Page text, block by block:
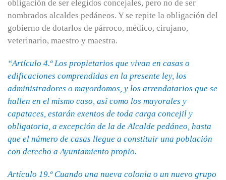
obligación de ser elegidos concejales, pero no de ser
nombrados alcaldes pedáneos. Y se repite la obligación del
gobierno de dotarlos de párroco, médico, cirujano,
veterinario, maestro y maestra.
“Artículo 4.º Los propietarios que vivan en casas o
edificaciones comprendidas en la presente ley, los
administradores o mayordomos, y los arrendatarios que se
hallen en el mismo caso, así como los mayorales y
capataces, estarán exentos de toda carga concejil y
obligatoria, a excepción de la de Alcalde pedáneo, hasta
que el número de casas llegue a constituir una población
con derecho a Ayuntamiento propio.
Artículo 19.º Cuando una nueva colonia o un nuevo grupo